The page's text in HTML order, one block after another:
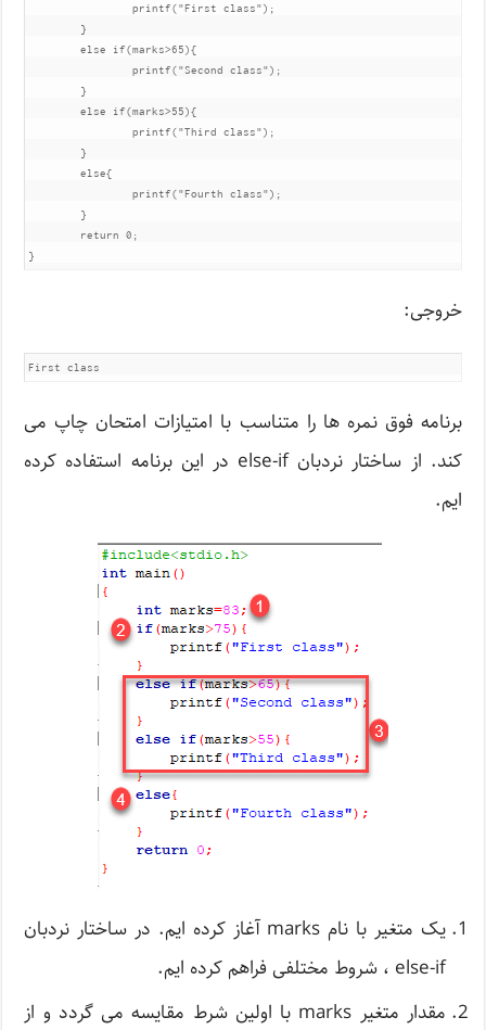
		printf("First class");
	else if(marks>65){
		printf("Second class");
	else if(marks>55){
		printf("Third class");
	else{
		printf("Fourth class");
}
خروجی:
First class
برنامه فوق نمره ها را متناسب با امتیازات امتحان چاپ می
کند. از ساختار نردبان else-if در این برنامه استفاده کرده
ایم.
یک متغیر با نام marks آغاز کرده ایم. در ساختار نردبان
else-if ، شروط مختلفی فراهم کرده ایم.
مقدار متغیر marks با اولین شرط مقایسه می گردد و از